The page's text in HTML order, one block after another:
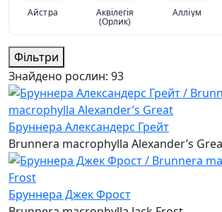
Айстра Аквілегія
(Орлик)
Алліум
Фільтри
Знайдено рослин: 93
Бруннера Александерс Грейт
Brunnera macrophylla Alexander’s
Бруннера Джек Фрост